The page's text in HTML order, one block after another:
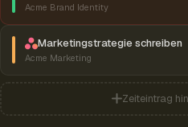
Acme Brand Identity
Marketingstrategie schreiben
Acme Marketing
Zeiteintrag